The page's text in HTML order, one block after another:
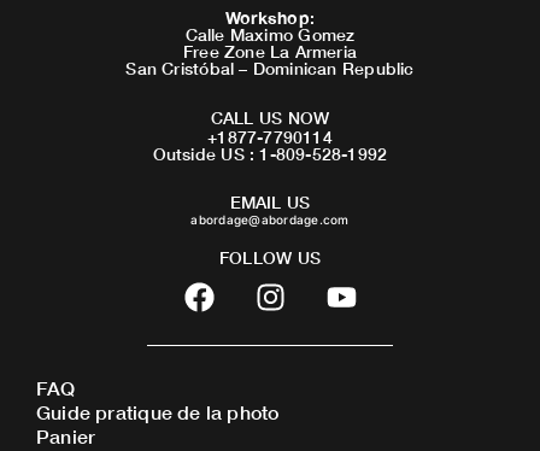
Workshop:
Calle Maximo Gomez
Free Zone La Armeria
San Cristóbal – Dominican Republic
CALL US NOW
+1877-7790114
Outside US : 1-809-528-1992
EMAIL US
abordage@abordage.com
FOLLOW US
F
a
c
b
o
I
n
s
a
g
Y
o
u
FAQ
Guide pratique de la photo
Panier